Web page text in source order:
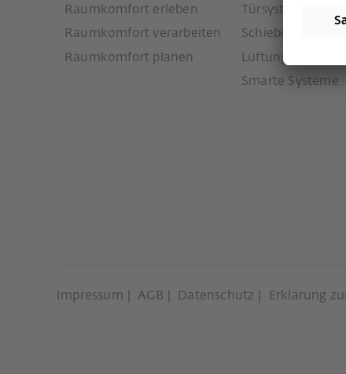
Raumkomfort erleben
Raumkomfort verarbeiten
Raumkomfort planen
Türsysteme
Lüftungssysteme
Smarte Systeme
Impressum AGB Datenschutz Erklärung